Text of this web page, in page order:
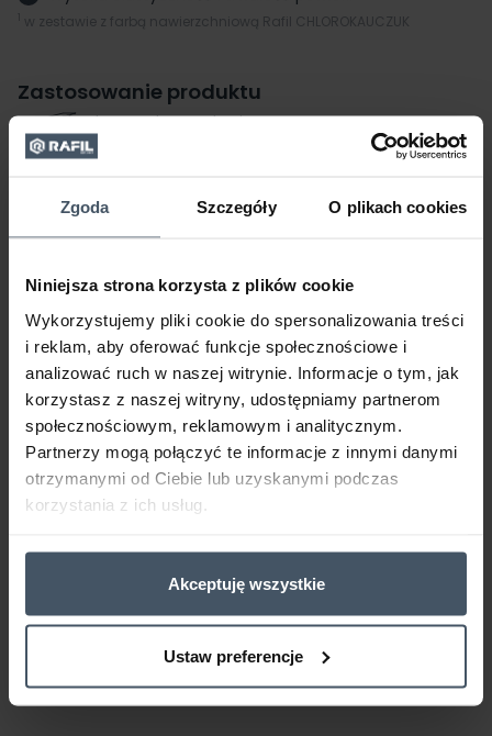
Zgoda Szczegóły O plikach cookies
Niniejsza strona korzysta z plików cookie
Wykorzystujemy pliki cookie do spersonalizowania treści
i reklam, aby oferować funkcje społecznościowe i
analizować ruch w naszej witrynie. Informacje o tym, jak
korzystasz z naszej witryny, udostępniamy partnerom
społecznościowym, reklamowym i analitycznym.
Partnerzy mogą połączyć te informacje z innymi danymi
otrzymanymi od Ciebie lub uzyskanymi podczas
korzystania z ich usług.
Akceptuję wszystkie
Ustaw preferencje
w zestawie z farbą nawierzchniową Rafil CHLOROKAUCZUK
Zastosowanie produktu
Element konstrukcyjny
Dostępne kolory
tlenkowy
Wszystkie kolory
Dostępne opakowania
Pliki do pobrania